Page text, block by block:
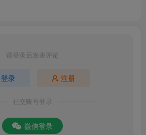
请登录后发表评论
登录 注册
社交账号登录
微信登录